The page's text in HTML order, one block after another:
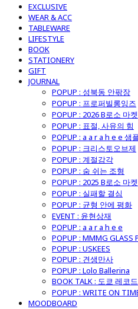
EXCLUSIVE
WEAR & ACC
TABLEWARE
LIFESTYLE
BOOK
STATIONERY
GIFT
JOURNAL
POPUP : 성북동 안팎장
POPUP : 프로퍼빌롱잉즈
POPUP : 2026 B로소 마켓
POPUP : 표절, 사유의 힘
POPUP : a a r a h e e 샘
POPUP : 크리스토오브제
POPUP : 계절감각
POPUP : 숨 쉬는 조형
POPUP : 2025 B로소 마켓
POPUP : 실패할 결심
POPUP : 균형 안에 평화
EVENT : 윤현상재
POPUP : a a r a h e e
POPUP : MMMG GLASS
POPUP : USKEES
POPUP : 견생만사
POPUP : Lolo Ballerina
BOOK TALK : 도쿄 레코
POPUP : WRITE ON
MOODBOARD